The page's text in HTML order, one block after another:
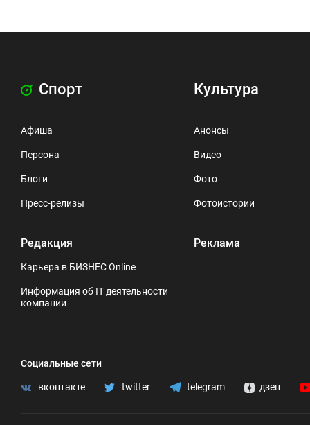
Спорт
Афиша
Персона
Блоги
Пресс-релизы
Редакция
Карьера в БИЗНЕС Online
Информация об IT деятельности
компании
Культура
Анонсы
Видео
Фото
Фотоистории
Реклама
Социальные сети
вконтакте twitter telegram дзен